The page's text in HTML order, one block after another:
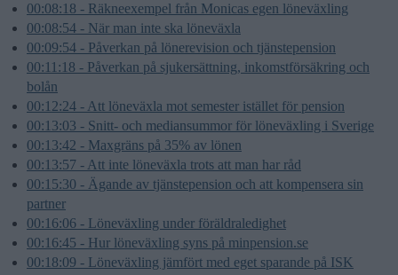
00:08:18 - Räkneexempel från Monicas egen löneväxling
00:08:54 - När man inte ska löneväxla
00:09:54 - Påverkan på lönerevision och tjänstepension
00:11:18 - Påverkan på sjukersättning, inkomstförsäkring och
bolån
00:12:24 - Att löneväxla mot semester istället för pension
00:13:03 - Snitt- och mediansummor för löneväxling i Sverige
00:13:42 - Maxgräns på 35% av lönen
00:13:57 - Att inte löneväxla trots att man har råd
00:15:30 - Ägande av tjänstepension och att kompensera sin
partner
00:16:06 - Löneväxling under föräldraledighet
00:16:45 - Hur löneväxling syns på minpension.se
00:18:09 - Löneväxling jämfört med eget sparande på ISK